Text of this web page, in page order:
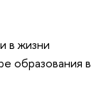
в жизни
образования в